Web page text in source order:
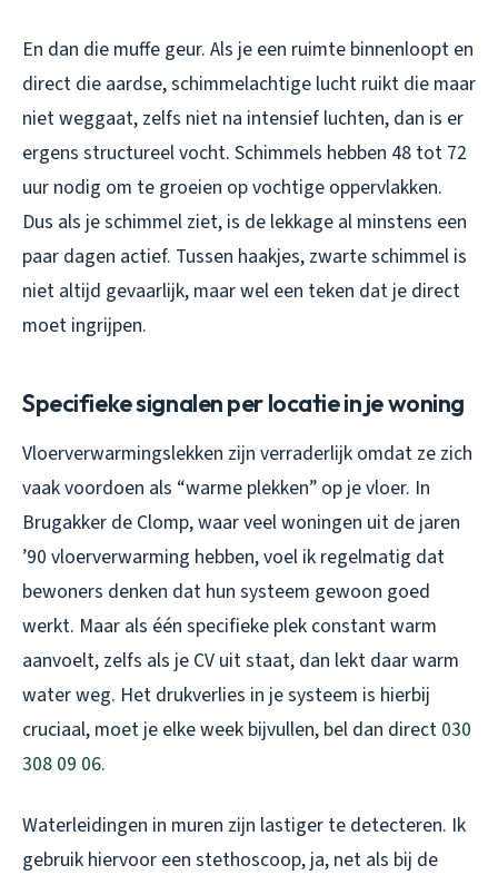
En dan die muffe geur. Als je een ruimte binnenloopt en
direct die aardse, schimmelachtige lucht ruikt die maar
niet weggaat, zelfs niet na intensief luchten, dan is er
ergens structureel vocht. Schimmels hebben 48 tot 72
uur nodig om te groeien op vochtige oppervlakken.
Dus als je schimmel ziet, is de lekkage al minstens een
paar dagen actief. Tussen haakjes, zwarte schimmel is
niet altijd gevaarlijk, maar wel een teken dat je direct
moet ingrijpen.
Specifieke signalen per locatie in je woning
Vloerverwarmingslekken zijn verraderlijk omdat ze zich
vaak voordoen als “warme plekken” op je vloer. In
Brugakker de Clomp, waar veel woningen uit de jaren
’90 vloerverwarming hebben, voel ik regelmatig dat
bewoners denken dat hun systeem gewoon goed
werkt. Maar als één specifieke plek constant warm
aanvoelt, zelfs als je CV uit staat, dan lekt daar warm
water weg. Het drukverlies in je systeem is hierbij
cruciaal, moet je elke week bijvullen, bel dan direct 030
308 09 06.
Waterleidingen in muren zijn lastiger te detecteren. Ik
gebruik hiervoor een stethoscoop, ja, net als bij de